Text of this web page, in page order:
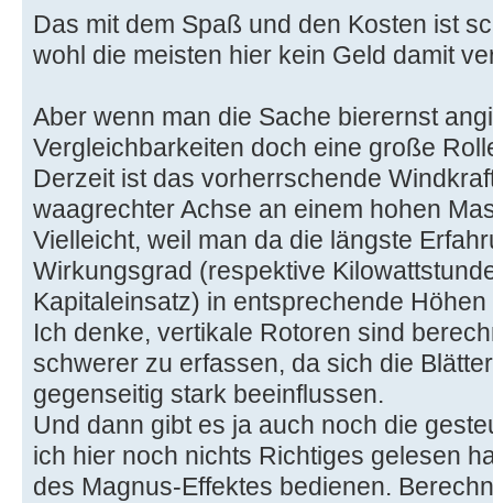
Das mit dem Spaß und den Kosten ist
wohl die meisten hier kein Geld damit
Aber wenn man die Sache bierernst
Vergleichbarkeiten doch eine große
Derzeit ist das vorherrschende
waagrechter Achse an einem hohen
Vielleicht, weil man da die längste
Wirkungsgrad (respektive
Kapitaleinsatz) in entsprechende
Ich denke, vertikale Rotoren sind
schwerer zu erfassen, da sich die
gegenseitig stark beeinflussen.
Und dann gibt es ja auch noch die
ich hier noch nichts Richtiges gelesen
des Magnus-Effektes bedienen.